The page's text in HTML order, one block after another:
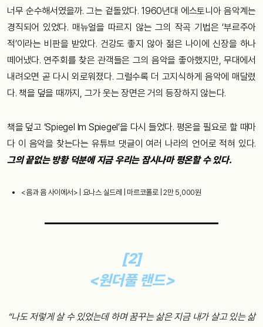
너무 순수해서였을까. 그는 겉돌았다. 1960년대 에스토니아 음악계는
경직되어 있었다. 매뉴얼을 따르지 않는 그의 작곡 기법은 ‘부르주아
적’이라는 비판을 받았다. 건강도 좋지 않아 젊은 나이에 신장을 하나
떼어냈다. 연주회를 찾은 관객들은 그의 음악을 좋아했지만, 무대에서
내려오면 곧 다시 외로워졌다. 그럴수록 더 고지식하게 음악에 매달렸
다. 책을 덮을 때까지, 그가 웃는 장면은 거의 등장하지 않는다.
책을 덮고 ‘Spiegel Im Spiegel’을 다시 들었다. 평온을 필요로 할 때마
다 이 음악을 찾는다는 유튜브 댓글이 여러 나라의 언어로 적혀 있다.
그의 끝없는 방황 덕분에 지금 우리는 잠시나마 평온할 수 있다.
<음과 음 사이에서> | 요나스 실드레 | 마르코폴로 | 2만 5,000원
[2]
<원더풀 랜드>
“나도 저렇게 살 수 있었는데 하며 꿈꾸는 삶은 지금 내가 살고 있는 삶